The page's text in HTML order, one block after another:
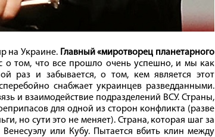
на Украине. Главный «миротворец планетарного
о том, что все прошло очень успешно, и мы как
раз и забывается, о том, кем является этот
снабжает украинцев разведданными.
и взаимодействие подразделений ВСУ. Страны,
для одной из сторон конфликта (разве
но сути это не меняет). Страна, которая шаг за
или Кубу. Пытается вбить клин между